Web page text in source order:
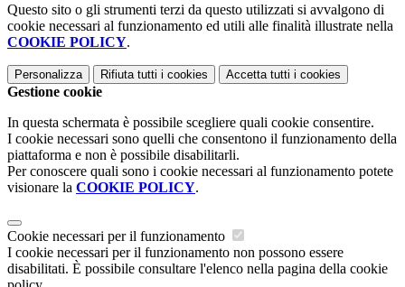
Questo sito o gli strumenti terzi da questo utilizzati si avvalgono di
cookie necessari al funzionamento ed utili alle finalità illustrate nella
COOKIE POLICY.
Personalizza Rifiuta tutti i cookies Accetta tutti i cookies
Gestione cookie
In questa schermata è possibile scegliere quali cookie consentire.
I cookie necessari sono quelli che consentono il funzionamento della
piattaforma e non è possibile disabilitarli.
Per conoscere quali sono i cookie necessari al funzionamento potete
visionare la COOKIE POLICY.
Cookie necessari per il funzionamento
I cookie necessari per il funzionamento non possono essere
disabilitati. È possibile consultare l'elenco nella pagina della cookie